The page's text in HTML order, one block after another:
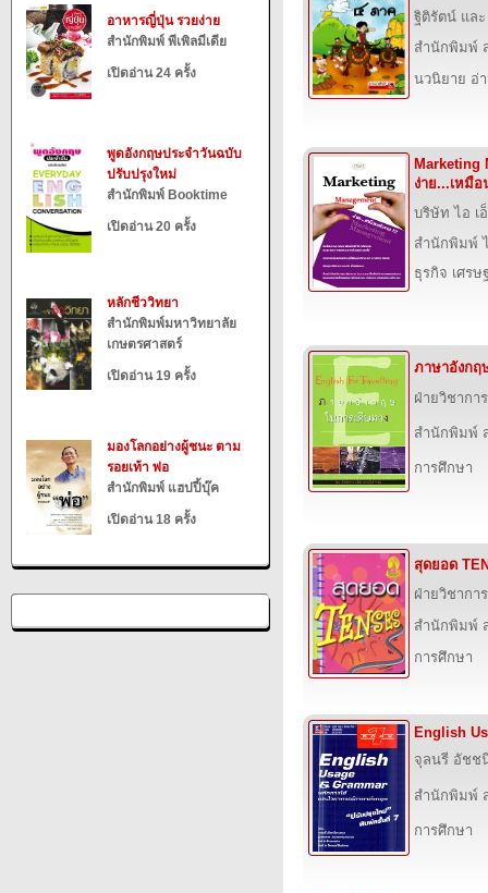
อาหารญี่ปุ่น รวยง่าย
สำนักพิมพ์ พีเพิลมีเดีย
เปิดอ่าน 24 ครั้ง
พูดอังกฤษประจำวันฉบับ
ปรับปรุงใหม่
สำนักพิมพ์ Booktime
เปิดอ่าน 20 ครั้ง
หลักชีววิทยา
สำนักพิมพ์มหาวิทยาลัย
เกษตรศาสตร์
เปิดอ่าน 19 ครั้ง
มองโลกอย่างผู้ชนะ ตาม
รอยเท้า พ่อ
สำนักพิมพ์ แฮปปี้บุ๊ค
เปิดอ่าน 18 ครั้ง
ฐิติรัตน์ แล
สำนักพิมพ์
นวนิยาย อ่
Marketing
ง่าย...เหมือ
บริษัท ไอ เ
สำนักพิมพ์
ธุรกิจ เศรษ
ภาษาอังกฤ
ฝ่ายวิชากา
สำนักพิมพ์
การศึกษา
สุดยอด
ฝ่ายวิชากา
สำนักพิมพ์
การศึกษา
English
จุลนรี อัชช
สำนักพิมพ์
การศึกษา